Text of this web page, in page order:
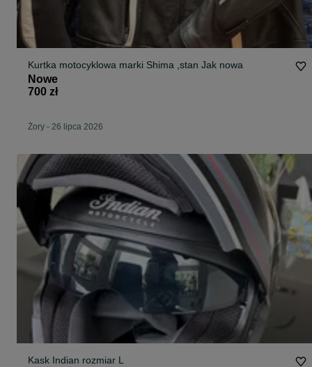
Kurtka motocyklowa marki Shima ,stan Jak nowa
Nowe
700 zł
Żory - 26 lipca 2026
Kask Indian rozmiar L